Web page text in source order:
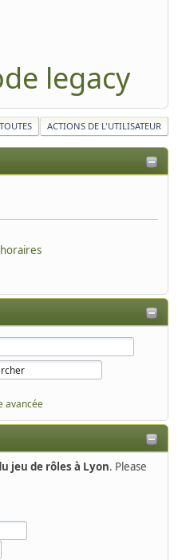
avancée
jeu de rôles à Lyon. Please
legacy
TOUTES ACTIONS DE L'UTILISATEUR